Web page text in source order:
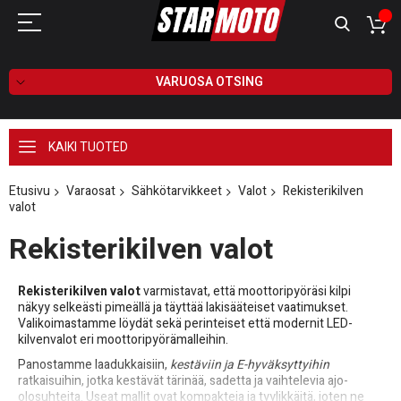
VARUOSA OTSING
KAIKI TUOTED
Etusivu Varaosat Sähkötarvikkeet Valot
Rekisterikilven
valot
Rekisterikilven valot
Rekisterikilven valotvarmistavat, että moottoripyöräsi kilpi
näkyy selkeästi pimeällä ja täyttää lakisääteiset vaatimukset.
Valikoimastamme löydät sekä perinteiset että modernit LED-
kilvenvalot eri moottoripyörämalleihin.
Panostamme laadukkaisiin, kestäviin ja E-hyväksyttyihin
ratkaisuihin, jotka kestävät tärinää, sadetta ja vaihtelevia ajo-
olosuhteita. Useat mallit ovat kompakteja ja tyylikkäitä, joten ne